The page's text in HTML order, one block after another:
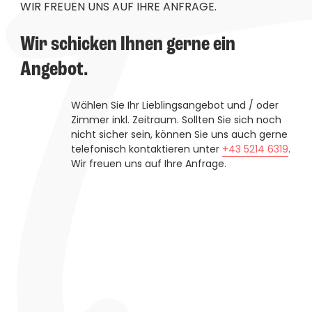
----
WIR FREUEN UNS AUF IHRE ANFRAGE.
Wir schicken Ihnen gerne ein
Angebot.
Wählen Sie Ihr Lieblingsangebot und / oder
Zimmer inkl. Zeitraum. Sollten Sie sich noch
nicht sicher sein, können Sie uns auch gerne
telefonisch kontaktieren unter +43 5214 6319.
Wir freuen uns auf Ihre Anfrage.